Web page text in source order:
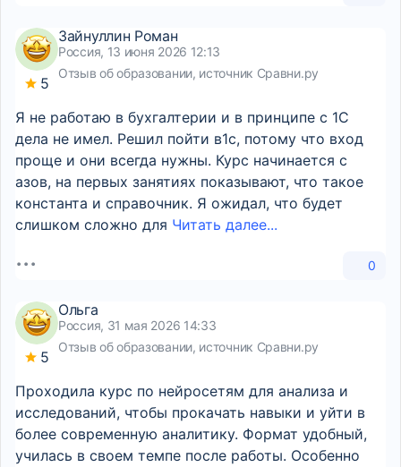
5
Зайнуллин Роман
Россия, 13 июня 2026 12:13
Отзыв об образовании, источник Сравни.ру
Я не работаю в бухгалтерии и в принципе с 1С
дела не имел. Решил пойти в1с, потому что вход
проще и они всегда нужны. Курс начинается с
азов, на первых занятиях показывают, что такое
константа и справочник. Я ожидал, что будет
слишком сложно для Читать далее...
0
5
Ольга
Россия, 31 мая 2026 14:33
Отзыв об образовании, источник Сравни.ру
Проходила курс по нейросетям для анализа и
исследований, чтобы прокачать навыки и уйти в
более современную аналитику. Формат удобный,
училась в своем темпе после работы. Особенно